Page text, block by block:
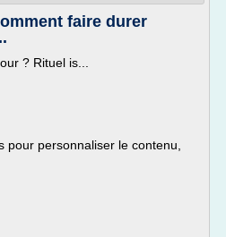
faire durer
? Rituel is...
pour personnaliser le contenu,